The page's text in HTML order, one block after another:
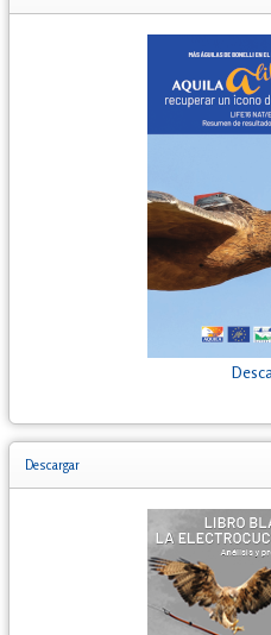
Descargar